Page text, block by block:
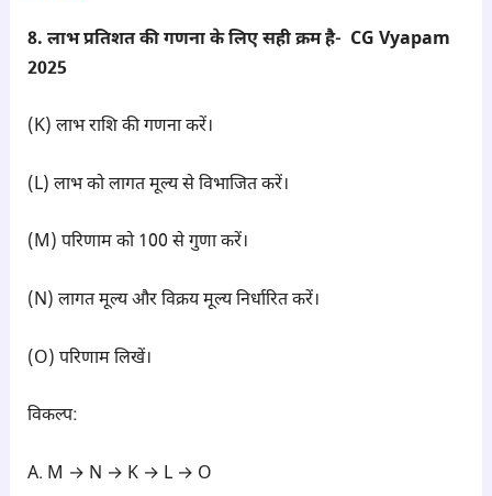
8. लाभ प्रतिशत की गणना के लिए सही क्रम है- CG Vyapam
2025
(K) लाभ राशि की गणना करें।
(L) लाभ को लागत मूल्य से विभाजित करें।
(M) परिणाम को 100 से गुणा करें।
(N) लागत मूल्य और विक्रय मूल्य निर्धारित करें।
(O) परिणाम लिखें।
विकल्प:
A. M → N → K → L → O